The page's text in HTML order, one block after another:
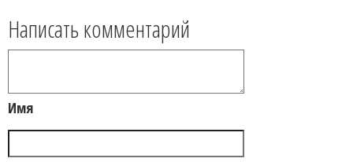
Написать комментарий
Имя